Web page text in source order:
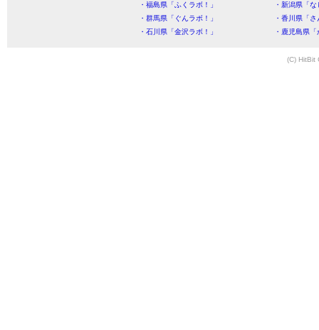
・福島県「ふくラボ！」
・新潟県「
・群馬県「ぐんラボ！」
・香川県「
・石川県「金沢ラボ！」
・鹿児島県
(C) HitBit